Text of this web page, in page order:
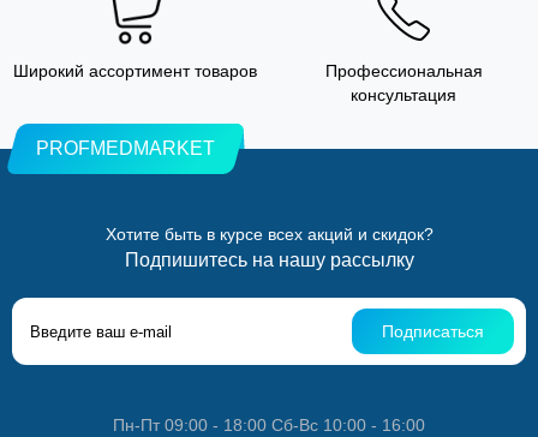
Широкий ассортимент товаров
Профессиональная
консультация
PROFMEDMARKET
Хотите быть в курсе всех акций и скидок?
Подпишитесь на нашу рассылку
Подписаться
Пн-Пт 09:00 - 18:00 Сб-Вс 10:00 - 16:00